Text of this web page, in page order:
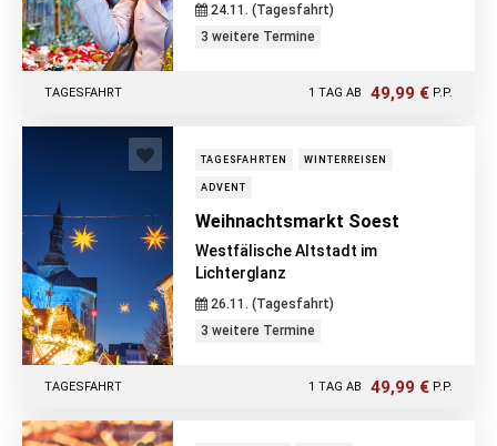
24.11. (Tagesfahrt)
3 weitere Termine
1 TAG AB 49,99 € P.P.
TAGESFAHRT
TAGESFAHRTEN WINTERREISEN
ADVENT
Weihnachtsmarkt Soest
Westfälische Altstadt im
Lichterglanz
26.11. (Tagesfahrt)
3 weitere Termine
1 TAG AB 49,99 € P.P.
TAGESFAHRT